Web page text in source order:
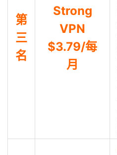
第
三
名
Strong
VPN
$3.79/每
月